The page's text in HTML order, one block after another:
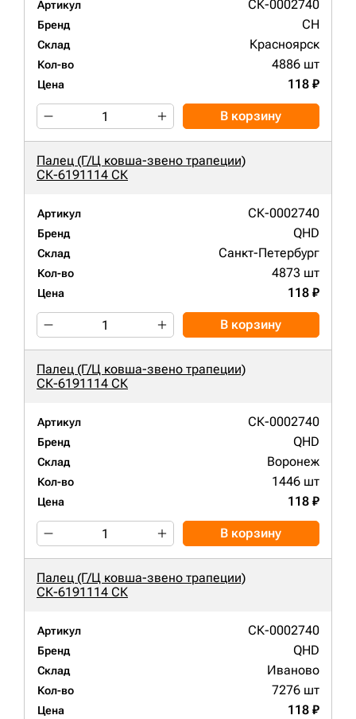
Артикул СК-0002740
Бренд CH
Склад Красноярск
Кол-во 4886 шт
Цена 118 ₽
В корзину
Палец (Г/Ц ковша-звено трапеции)
СК-6191114 СК
Артикул СК-0002740
Бренд QHD
Склад Санкт-Петербург
Кол-во 4873 шт
Цена 118 ₽
В корзину
Палец (Г/Ц ковша-звено трапеции)
СК-6191114 СК
Артикул СК-0002740
Бренд QHD
Склад Воронеж
Кол-во 1446 шт
Цена 118 ₽
В корзину
Палец (Г/Ц ковша-звено трапеции)
СК-6191114 СК
Артикул СК-0002740
Бренд QHD
Склад Иваново
Кол-во 7276 шт
Цена 118 ₽